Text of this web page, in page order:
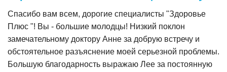
Спасибо вам всем, дорогие специалисты "Здоровье
Плюс "! Вы - большие молодцы! Низкий поклон
замечательному доктору Анне за добрую встречу и
обстоятельное разъяснение моей серьезной проблемы.
Большую благодарность выражаю Лее за постоянную